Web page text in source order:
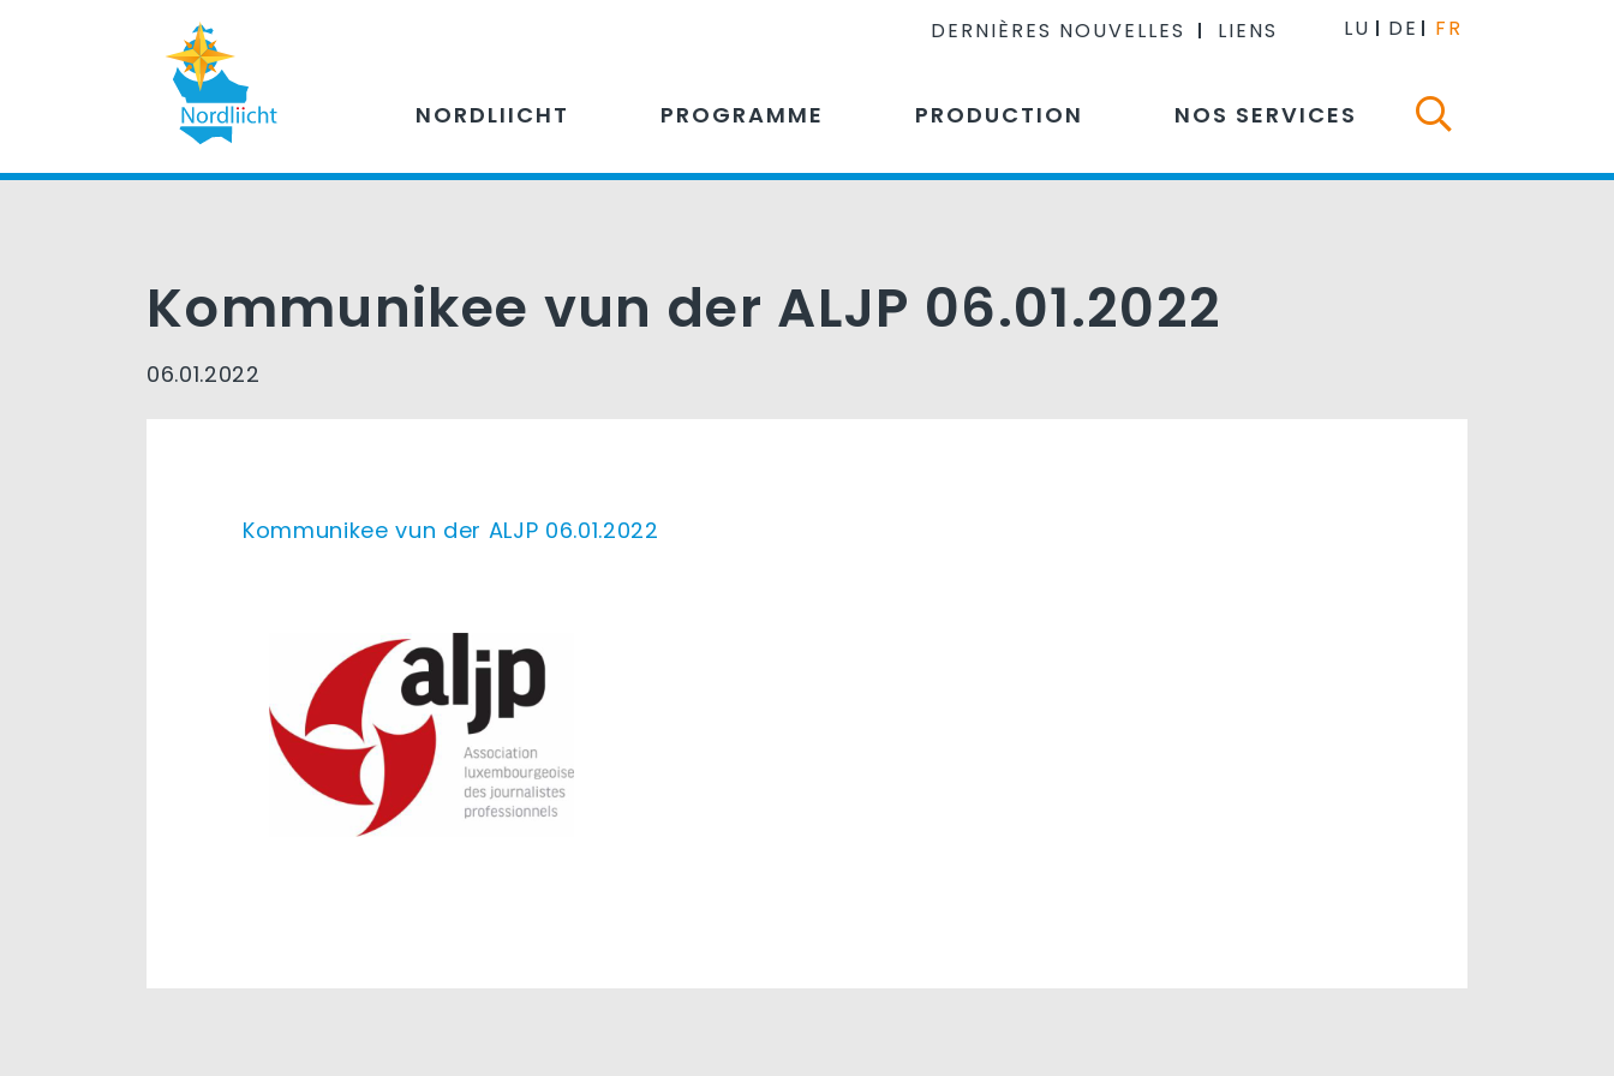
DERNIÈRES NOUVELLES LIENS LU DE FR
NORDLIICHT PROGRAMME PRODUCTION NOS SERVICES
Kommunikee vun der ALJP 06.01.2022
06.01.2022
Kommunikee vun der ALJP 06.01.2022